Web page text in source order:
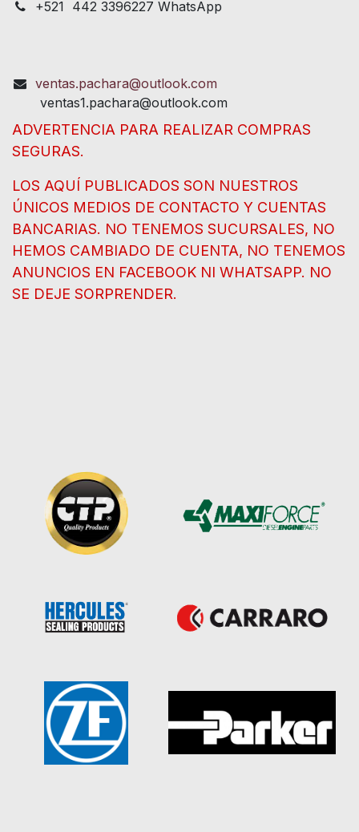
+521 442 3396227 WhatsApp
ventas.pachara@outlook.com
ventas1.pachara@outlook.com
ADVERTENCIA PARA REALIZAR COMPRAS
SEGURAS.
LOS AQUÍ PUBLICADOS SON NUESTROS
ÚNICOS MEDIOS DE CONTACTO Y CUENTAS
BANCARIAS. NO TENEMOS SUCURSALES, NO
HEMOS CAMBIADO DE CUENTA, NO TENEMOS
ANUNCIOS EN FACEBOOK NI WHATSAPP. NO
SE DEJE SORPRENDER.